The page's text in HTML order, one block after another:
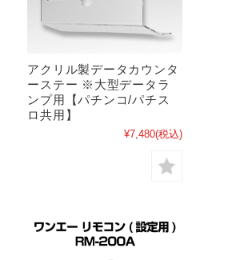
アクリル製データカウンタ
ーステー ※大型データラ
ンプ用【パチンコ/パチス
ロ共用】
¥7,480(税込)